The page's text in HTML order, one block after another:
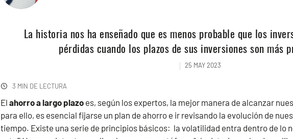
La historia nos ha enseñado que es menos probable que los
pérdidas cuando los plazos de sus inversiones son más
25 MAY 2023
3 MIN DE LECTURA
El ahorro a largo plazo es, según los expertos, la mejor manera de alcanzar
para ello, es esencial fijarse un plan de ahorro e ir revisando la evolución de
tiempo. Existe una serie de principios básicos: la volatilidad entra dentro de lo